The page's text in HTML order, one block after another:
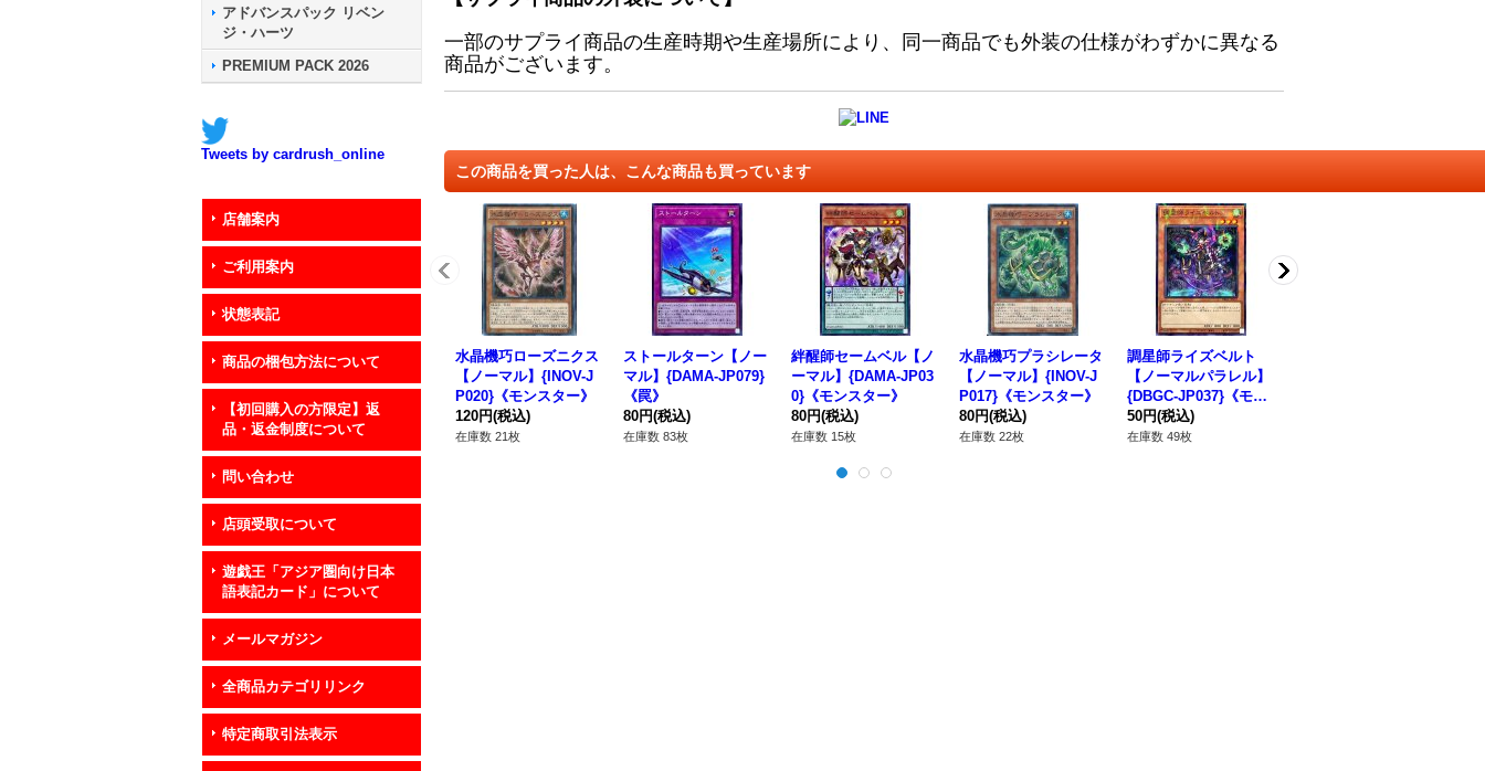
アドバンスパック リベン
ジ・ハーツ
PREMIUM PACK 2026
Tweets by cardrush_online
店舗案内
ご利用案内
状態表記
商品の梱包方法について
【初回購入の方限定】返
品・返金制度について
問い合わせ
店頭受取について
遊戯王「アジア圏向け日本
語表記カード」について
メールマガジン
全商品カテゴリリンク
特定商取引法表示
一部のサプライ商品の生産時期や生産場所により、同一商品でも外装の仕様がわずかに異なる
商品がございます。
この商品を買った人は、こんな商品も買っています
水晶機巧ローズニクス
【ノーマル】{INOV-J
P020}《モンスター》
120円(税込)
在庫数 21枚
ストールターン【ノー
マル】{DAMA-JP079}
《罠》
80円(税込)
在庫数 83枚
絆醒師セームベル【ノ
ーマル】{DAMA-JP03
0}《モンスター》
80円(税込)
在庫数 15枚
水晶機巧プラシレータ
【ノーマル】{INOV-J
P017}《モンスター》
80円(税込)
在庫数 22枚
調星師ライズベルト
【ノーマルパラレル】
{DBGC-JP037}《モン
スター》
50円(税込)
在庫数 49枚